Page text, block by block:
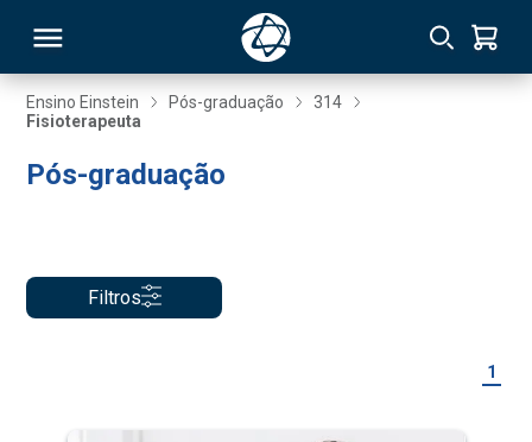
Ensino Einstein Pós-graduação
314
Fisioterapeuta
Pós-graduação
Filtros
1